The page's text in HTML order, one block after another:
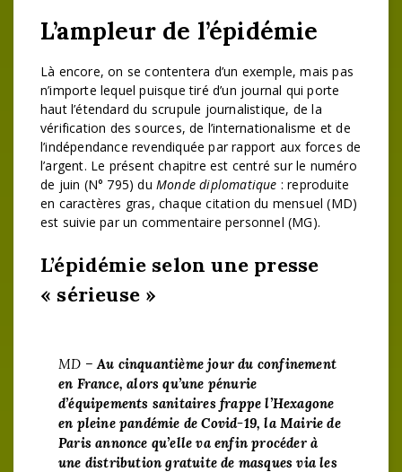
L’ampleur de l’épidémie
Là encore, on se contentera d’un exemple, mais pas
n’importe lequel puisque tiré d’un journal qui porte
haut l’étendard du scrupule journalistique, de la
vérification des sources, de l’internationalisme et de
l’indépendance revendiquée par rapport aux forces de
l’argent. Le présent chapitre est centré sur le numéro
de juin (N° 795) du Monde diplomatique : reproduite
en caractères gras, chaque citation du mensuel (MD)
est suivie par un commentaire personnel (MG).
L’épidémie selon une presse
« sérieuse »
MD –Au cinquantième jour du confinement
en France, alors qu’une pénurie
d’équipements sanitaires frappe l’Hexagone
en pleine pandémie de Covid-19, la Mairie de
Paris annonce qu’elle va enfin procéder à
une distribution gratuite de masques via les